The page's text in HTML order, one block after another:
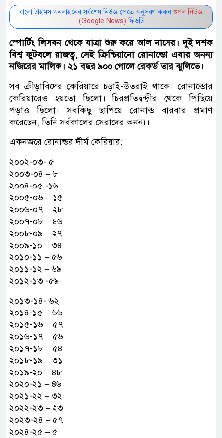
বাংলা টাইমস অনলাইনের সর্বশেষ নিউজ পেতে অনুসরণ করুন গুগল নিউজ
(Google News) ফিডটি
স্পোর্টিং লিসবন থেকে যাত্রা শুরু করে আল নাসের। দুই দশক
বিশ্ব ফুটবলে রাজত্ব, সেই ক্রিশ্চিয়ানো রোনাল্ডো এবার অনন্য
নজিরের মালিক। ২১ বছর ৯০০ গোলে রেকর্ড তার ঝুলিতে।
সব ক্রীড়াবিদের কেরিয়ারে চড়াই-উতরাই থাকে। রোনাল্ডোর
কেরিয়ারেও হয়তো ছিলো। চিরপ্রতিদ্বন্দ্বীর থেকে পিছিয়ে
পড়াও ছিলো। সবকিছু ছাপিয়ে রোনাল্ড বারবার প্রমাণ
করেছেন, তিনি সর্বকালের সেরাদের অনন্য।
একনজরে রোনাল্ডর দীর্ঘ কেরিয়ার:
২০০২-০৩- ৫
২০০৩-০৪ – ৮
২০০৪-০৫ -১৬
২০০৫-০৬ – ১৫
২০০৬-০৭ – ২৮
২০০৭-০৮ – ৪৬
২০০৮-০৯ – ২৭
২০০৯-১০ – ৩৪
২০১০-১১ – ৫৬
২০১১-১২ – ৬৯
২০১২-১৩ -৫৯
২০১৩-১৪- ৬২
২০১৪-১৫ – ৬৬
২০১৫-১৬ – ৫৭
২০১৬-১৭ – ৫৬
২০১৭-১৮ – ৫৪
২০১৮-১৯ – ৩১
২০১৯-২০ – ৪৮
২০২০-২১ – ৪৬
২০২১-২২ – ৩২
২০২২-২৩ – ২৩
২০২৩-২৪ – ৫৭
২০২৪-২৫ – ৫